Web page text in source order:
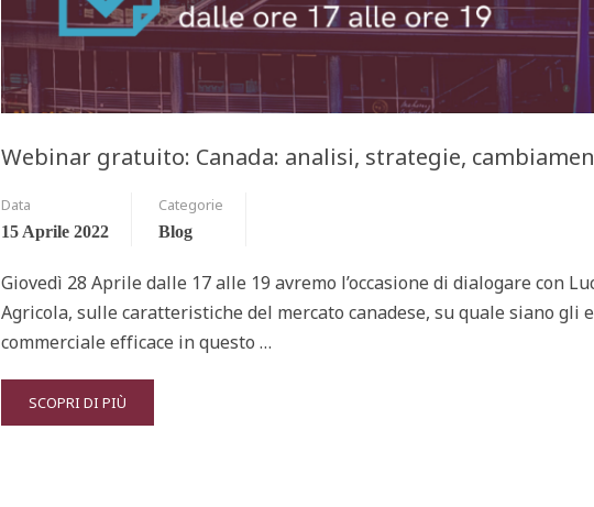
Webinar gratuito: Canada: analisi, strategie,
Data
15 Aprile 2022
Categorie
Blog
Giovedì 28 Aprile dalle 17 alle 19 avremo l’occasione di dialogare con
Agricola, sulle caratteristiche del mercato canadese, su quale siano
commerciale efficace in questo …
READ
MORE
SCOPRI DI PIÙ